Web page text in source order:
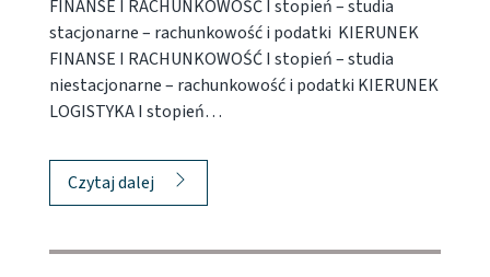
FINANSE I RACHUNKOWOŚĆ I stopień – studia
stacjonarne – rachunkowość i podatki KIERUNEK
FINANSE I RACHUNKOWOŚĆ I stopień – studia
niestacjonarne – rachunkowość i podatki KIERUNEK
LOGISTYKA I stopień…
Czytaj dalej